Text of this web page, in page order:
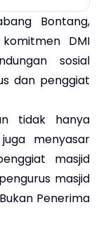
Bontang,
DMI
sosial
dan penggiat
tidak hanya
menyasar
masjid
masjid
Penerima